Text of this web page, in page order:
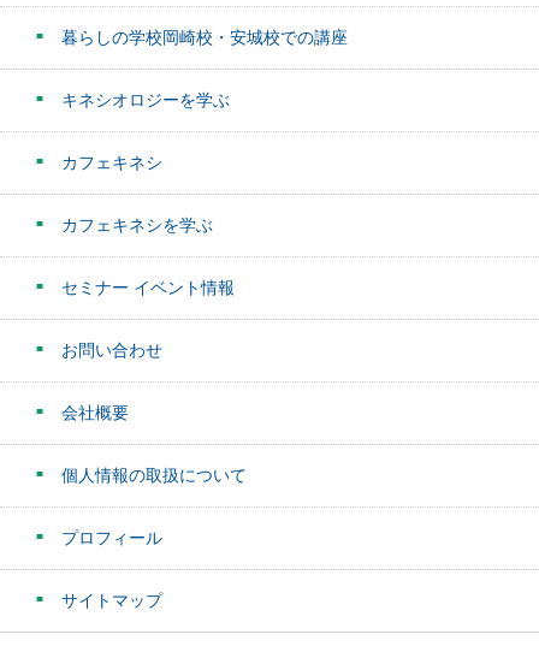
暮らしの学校岡崎校・安城校での講座
キネシオロジーを学ぶ
カフェキネシ
カフェキネシを学ぶ
セミナー イベント情報
お問い合わせ
会社概要
個人情報の取扱について
プロフィール
サイトマップ